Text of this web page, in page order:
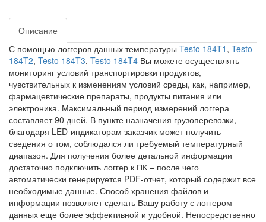
Описание
С помощью логгеров данных температуры Testo 184T1 , Testo
184T2, Testo 184T3, Testo 184T4 Вы можете осуществлять
мониторинг условий транспортировки продуктов,
чувствительных к изменениям условий среды, как, например,
фармацевтические препараты, продукты питания или
электроника. Максимальный период измерений логгера
составляет 90 дней. В пункте назначения грузоперевозки,
благодаря LED-индикаторам заказчик может получить
сведения о том, соблюдался ли требуемый температурный
диапазон. Для получения более детальной информации
достаточно подключить логгер к ПК – после чего
автоматически генерируется PDF-отчет, который содержит все
необходимые данные. Способ хранения файлов и
информации позволяет сделать Вашу работу с логгером
данных еще более эффективной и удобной. Непосредственно